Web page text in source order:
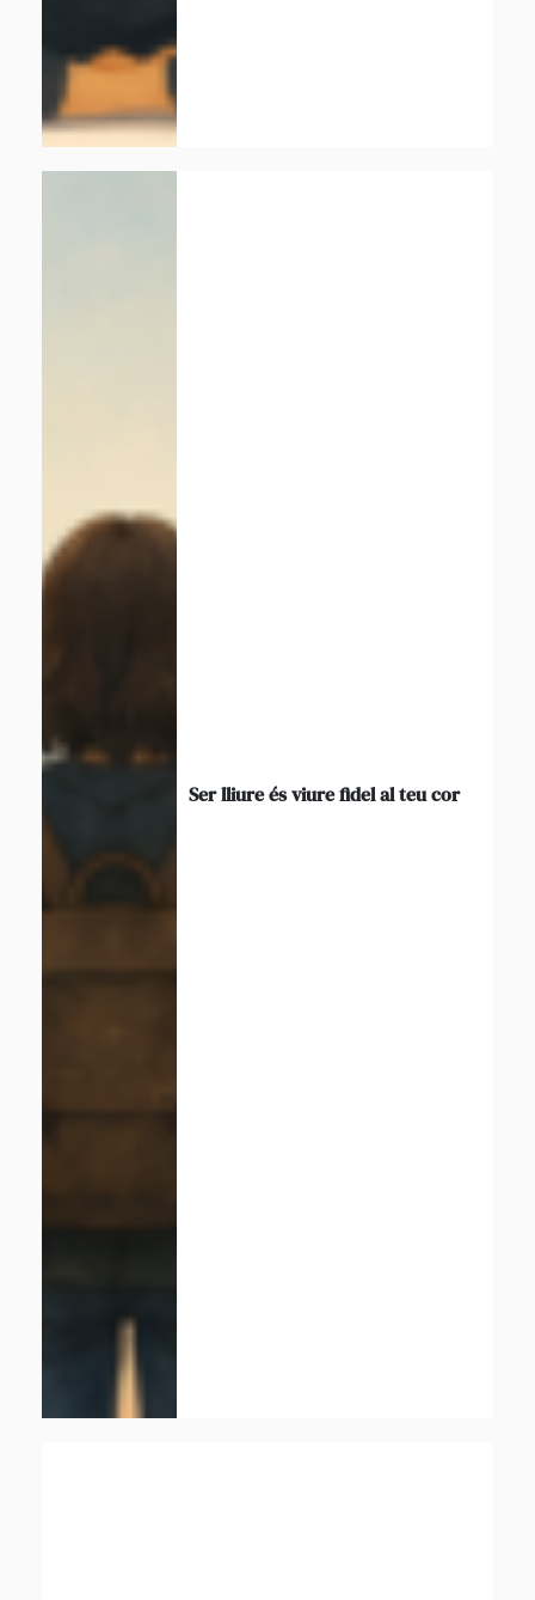
Ser lliure és viure fidel al teu cor